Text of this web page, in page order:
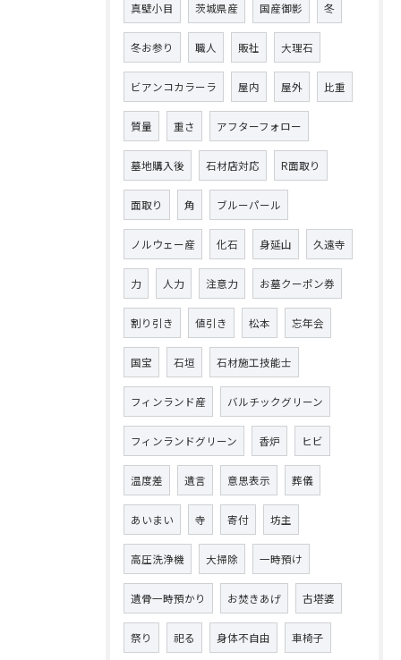
真壁小目 茨城県産 国産御影 冬
冬お参り 職人 販社 大理石
ビアンコカラーラ 屋内 屋外 比重
質量 重さ アフターフォロー
墓地購入後 石材店対応 R面取り
面取り 角 ブルーパール
ノルウェー産 化石 身延山 久遠寺
力 人力 注意力 お墓クーポン券
割り引き 値引き 松本 忘年会
国宝 石垣 石材施工技能士
フィンランド産 バルチックグリーン
フィンランドグリーン 香炉 ヒビ
温度差 遺言 意思表示 葬儀
あいまい 寺 寄付 坊主
高圧洗浄機 大掃除 一時預け
遺骨一時預かり お焚きあげ 古塔婆
祭り 祀る 身体不自由 車椅子